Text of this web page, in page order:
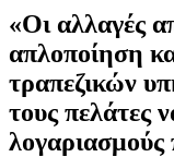
«Οι αλλαγές
απλοποίηση
τραπεζικών
τους πελάτες
λογαριασμούς